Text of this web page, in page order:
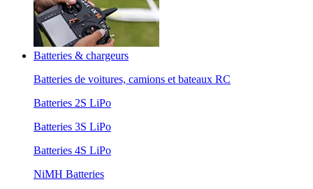
Batteries & chargeurs
Batteries de voitures, camions et bateaux RC
Batteries 2S LiPo
Batteries 3S LiPo
Batteries 4S LiPo
NiMH Batteries